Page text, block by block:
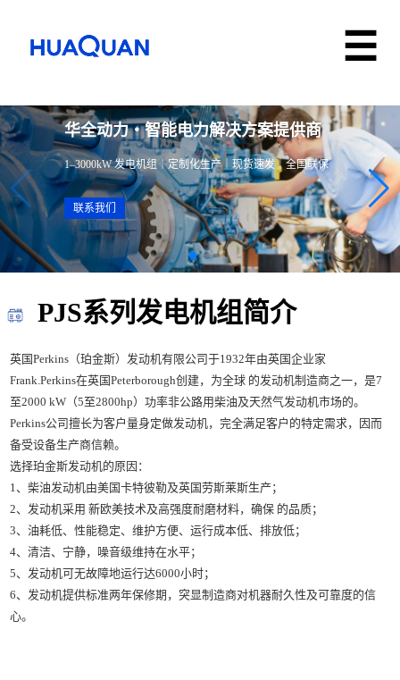
华全动力・智能电力解决方案提供商
1–3000kW 发电机组｜定制化生产｜现货速发｜全国联保
联系我们
PJS系列发电机组简介
英国Perkins（珀金斯）发动机有限公司于1932年由英国企业家
Frank.Perkins在英国Peterborough创建，为全球 的发动机制造商之一，是7
至2000 kW（5至2800hp）功率非公路用柴油及天然气发动机市场的。
Perkins公司擅长为客户量身定做发动机，完全满足客户的特定需求，因而
备受设备生产商信赖。
选择珀金斯发动机的原因：
1、柴油发动机由美国卡特彼勒及英国劳斯莱斯生产；
2、发动机采用 新欧美技术及高强度耐磨材料，确保 的品质；
3、油耗低、性能稳定、维护方便、运行成本低、排放低；
4、清洁、宁静，噪音级维持在水平；
5、发动机可无故障地运行达6000小时；
6、发动机提供标准两年保修期，突显制造商对机器耐久性及可靠度的信
心。